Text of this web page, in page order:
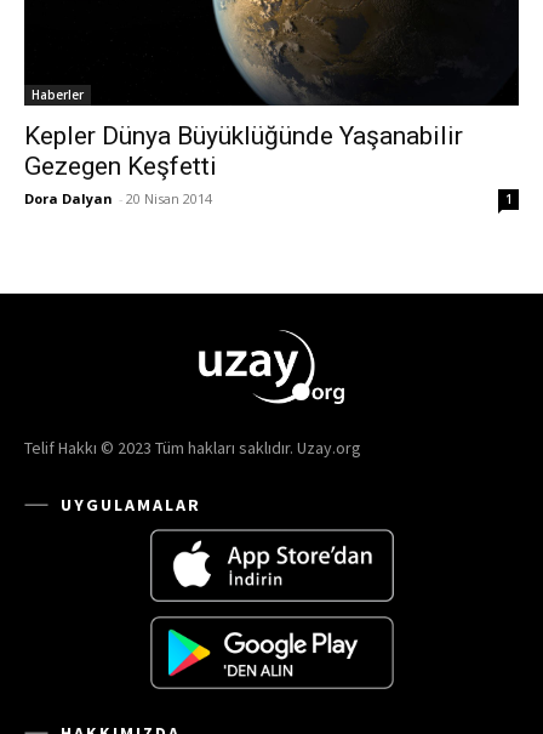
Haberler
Kepler Dünya Büyüklüğünde Yaşanabilir
Gezegen Keşfetti
Dora Dalyan - 20 Nisan 2014 1
Telif Hakkı © 2023 Tüm hakları saklıdır. Uzay.org
UYGULAMALAR